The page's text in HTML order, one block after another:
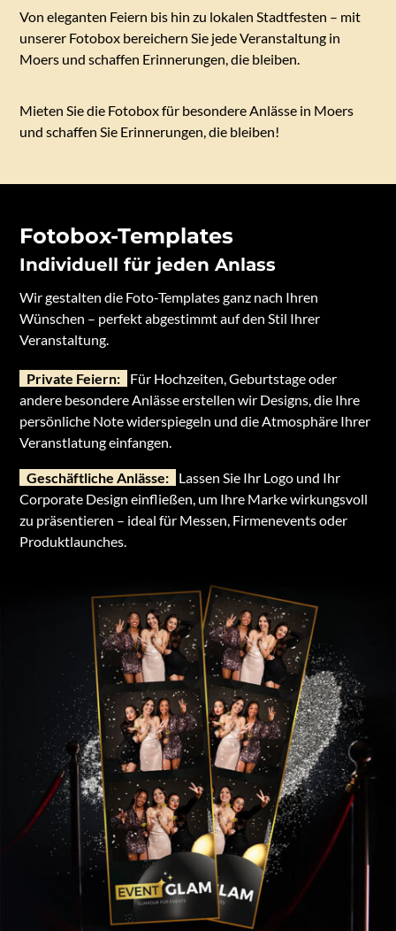
Von eleganten Feiern bis hin zu lokalen Stadtfesten – mit
unserer Fotobox bereichern Sie jede Veranstaltung in
Moers und schaffen Erinnerungen, die bleiben.
Mieten Sie die Fotobox für besondere Anlässe in Moers
und schaffen Sie Erinnerungen, die bleiben!
Fotobox-Templates
Individuell für jeden Anlass
Wir gestalten die Foto-Templates ganz nach Ihren
Wünschen – perfekt abgestimmt auf den Stil Ihrer
Veranstaltung.
Private Feiern:
Für Hochzeiten, Geburtstage oder
andere besondere Anlässe erstellen wir Designs, die Ihre
persönliche Note widerspiegeln und die Atmosphäre Ihrer
Veranstlatung einfangen.
Geschäftliche Anlässe:
Lassen Sie Ihr Logo und Ihr
Corporate Design einfließen, um Ihre Marke wirkungsvoll
zu präsentieren – ideal für Messen, Firmenevents oder
Produktlaunches.